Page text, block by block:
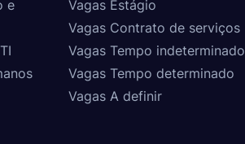
e
Vagas Estágio
Vagas Contrato de serviços
Vagas Tempo indeterminado
Vagas Tempo determinado
Vagas A definir